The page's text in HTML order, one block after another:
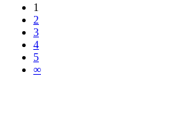
1
2
3
4
5
∞